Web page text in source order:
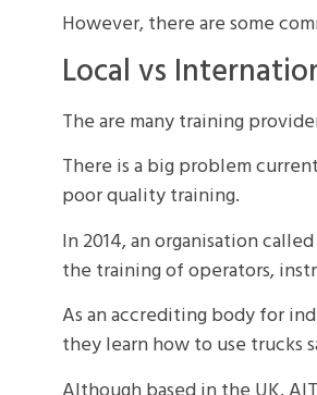
However, there are some
Local vs
The are many training
There is a big problem
poor quality training.
In 2014, an organisation
the training of operators,
As an accrediting body for
they learn how to use trucks